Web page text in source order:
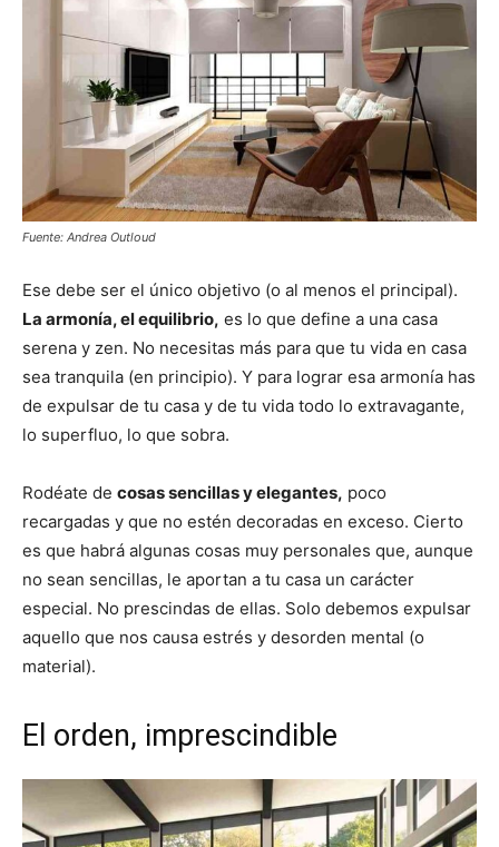
Fuente: Andrea Outloud
Ese debe ser el único objetivo (o al menos el principal).
La armonía, el equilibrio, es lo que define a una casa
serena y zen. No necesitas más para que tu vida en casa
sea tranquila (en principio). Y para lograr esa armonía has
de expulsar de tu casa y de tu vida todo lo extravagante,
lo superfluo, lo que sobra.
Rodéate de cosas sencillas y elegantes, poco
recargadas y que no estén decoradas en exceso. Cierto
es que habrá algunas cosas muy personales que, aunque
no sean sencillas, le aportan a tu casa un carácter
especial. No prescindas de ellas. Solo debemos expulsar
aquello que nos causa estrés y desorden mental (o
material).
El orden, imprescindible